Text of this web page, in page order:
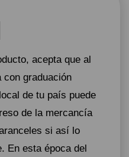
acepta que al
con graduación
de tu país puede
de la mercancía
si así lo
En esta época del